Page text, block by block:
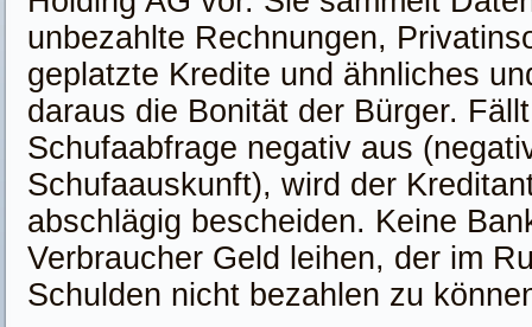
unbezahlte Rechnungen,
geplatzte Kredite und ähnliches
daraus die Bonität der Bürger.
Schufaabfrage negativ aus
Schufaauskunft), wird der
abschlägig bescheiden. Keine
Verbraucher Geld leihen, der im
Schulden nicht bezahlen zu